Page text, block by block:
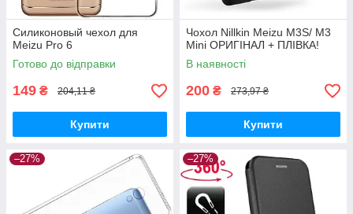
Силиконовый чехол для
Meizu Pro 6
Готово до відправки
149 ₴ 204,11 ₴
Купити
Чохол Nillkin Meizu M3S/ M3
Mini ОРИГІНАЛ + ПЛІВКА!
В наявності
200 ₴ 273,97 ₴
Купити
–27% –27%